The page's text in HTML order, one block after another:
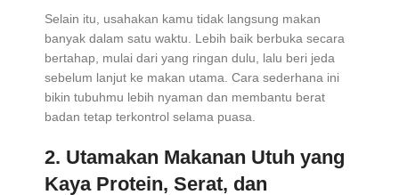
Selain itu, usahakan kamu tidak langsung makan
banyak dalam satu waktu. Lebih baik berbuka secara
bertahap, mulai dari yang ringan dulu, lalu beri jeda
sebelum lanjut ke makan utama. Cara sederhana ini
bikin tubuhmu lebih nyaman dan membantu berat
badan tetap terkontrol selama puasa.
2. Utamakan Makanan Utuh yang
Kaya Protein, Serat, dan